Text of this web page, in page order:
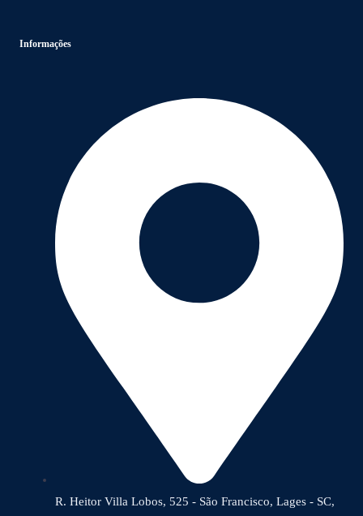
Informações
R. Heitor Villa Lobos, 525 - São Francisco, Lages - SC,